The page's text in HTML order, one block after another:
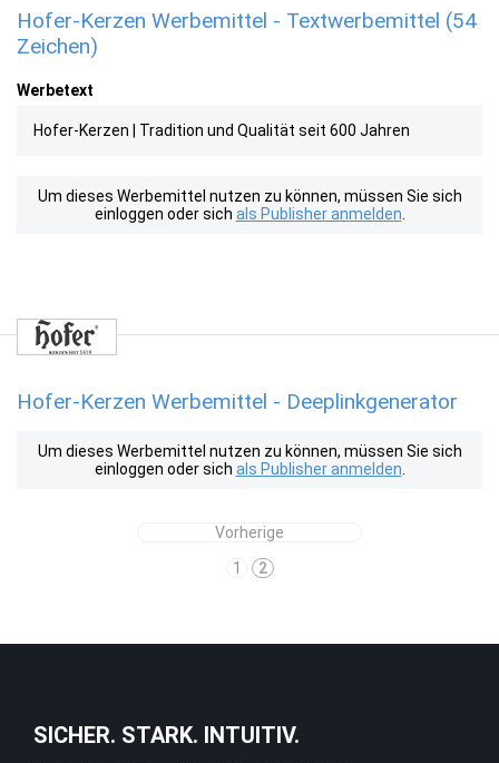
Hofer-Kerzen Werbemittel - Textwerbemittel (54
Zeichen)
Werbetext
Hofer-Kerzen | Tradition und Qualität seit 600 Jahren
Um dieses Werbemittel nutzen zu können, müssen Sie sich
einloggen oder sich als Publisher anmelden
Hofer-Kerzen Werbemittel - Deeplinkgenerator
Um dieses Werbemittel nutzen zu können, müssen Sie sich
einloggen oder sich als Publisher anmelden
Vorherige
1
2
SICHER. STARK. INTUITIV.